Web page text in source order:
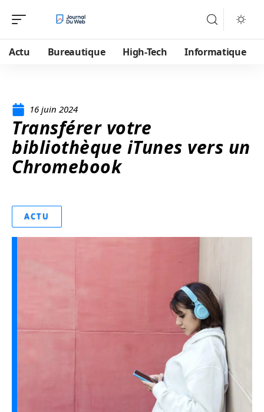
Actu Bureautique High-Tech Informatique
16 juin 2024
Transférer votre
bibliothèque iTunes vers un
Chromebook
ACTU